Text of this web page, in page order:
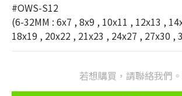
#OWS-S12
(6-32MM : 6x7 , 8x9 , 10x11 , 12x13 ,
18x19 , 20x22 , 21x23 , 24x27 , 27x30 ,
若想購買，請聯絡我們。